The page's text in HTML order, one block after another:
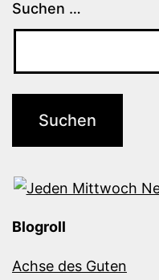
Suchen …
Blogroll
Achse des Guten